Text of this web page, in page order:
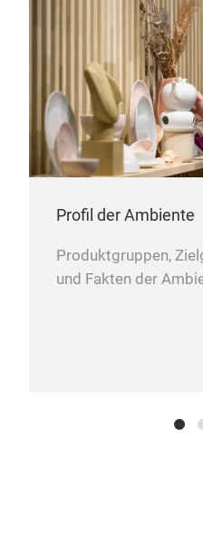
Profil der Ambiente
Produktgruppen,
und Fakten der